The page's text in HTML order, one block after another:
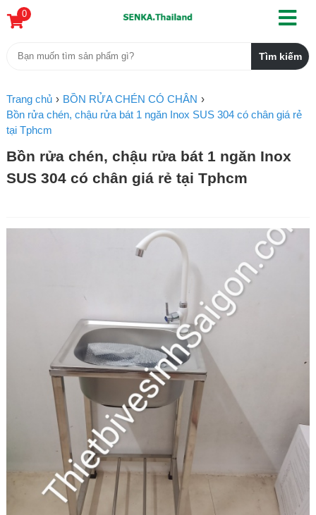
0
Trang chủ
BỒN RỬA CHÉN CÓ CHÂN
Bồn rửa chén, chậu rửa bát 1 ngăn Inox SUS 304 có chân giá rẻ
tại Tphcm
Bồn rửa chén, chậu rửa bát 1 ngăn Inox
SUS 304 có chân giá rẻ tại Tphcm